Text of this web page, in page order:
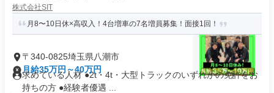
株式会社SIT
月8〜10日休×高収入！4台増車の7名増員募集！面接1回！
〒340-0825埼玉県八潮市
月給35万円～40万円
求めている人材 ●2t・4t・⼤型トラックのいずれかの免許をお
持ちの⽅ ●経験者優遇 ...